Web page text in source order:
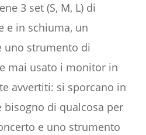
3 set (S, M, L) di
e in schiuma, un
uno strumento di
mai usato i monitor in
avvertiti: si sporcano in
bisogno di qualcosa per
e uno strumento